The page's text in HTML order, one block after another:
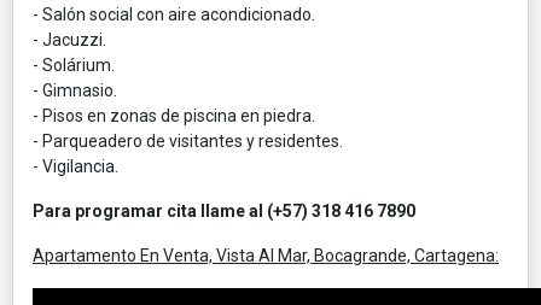
- Salón social con aire acondicionado.
- Jacuzzi.
- Solárium.
- Gimnasio.
- Pisos en zonas de piscina en piedra.
- Parqueadero de visitantes y residentes.
- Vigilancia.
Para programar cita llame al (+57) 318 416 7890
Apartamento En Venta, Vista Al Mar, Bocagrande, Cartagena: